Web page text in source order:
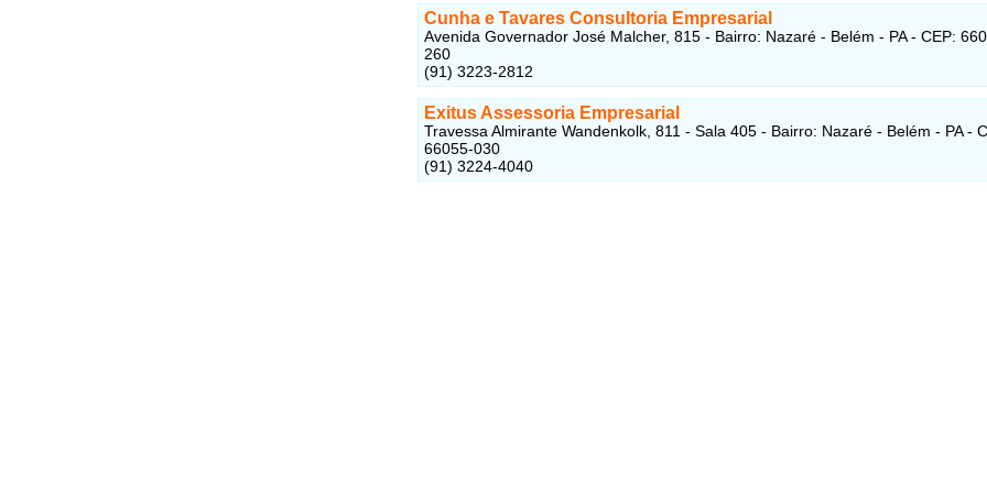
Cunha e Tavares Consultoria Empresarial
Avenida Governador José Malcher, 815 - Bairro: Nazaré - Belém - PA - CEP:
260
(91) 3223-2812
Exitus Assessoria Empresarial
Travessa Almirante Wandenkolk, 811 - Sala 405 - Bairro: Nazaré - Belém - PA -
66055-030
(91) 3224-4040